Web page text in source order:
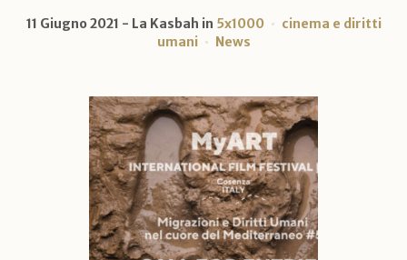
11 Giugno 2021 La Kasbah in 5x1000
cinema e diritti
umani
News